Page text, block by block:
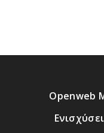
Openweb